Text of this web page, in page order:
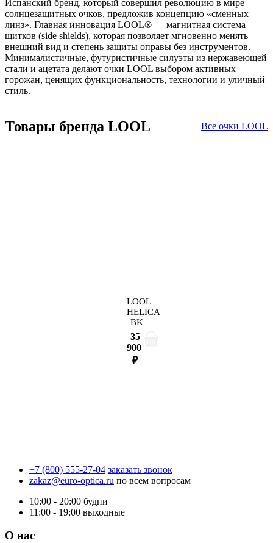
Испанский бренд, который совершил революцию в мире
солнцезащитных очков, предложив концепцию «сменных
линз». Главная инновация LOOL® — магнитная система
щитков (side shields), которая позволяет мгновенно менять
внешний вид и степень защиты оправы без инструментов.
Минималистичные, футуристичные силуэты из нержавеющей
стали и ацетата делают очки LOOL выбором активных
горожан, ценящих функциональность, технологии и уличный
стиль.
Товары бренда LOOL Все очки LOOL
LOOL
HELICA
BK
35
900
₽
+7 (800) 555-27-04 заказать звонок
zakaz@euro-optica.ru по всем вопросам
10:00 - 20:00 будни
11:00 - 19:00 выходные
О нас